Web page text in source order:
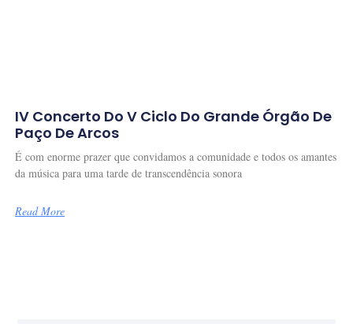
IV Concerto Do V Ciclo Do Grande Órgão De
Paço De Arcos
É com enorme prazer que convidamos a comunidade e todos os amantes
da música para uma tarde de transcendência sonora
Read More